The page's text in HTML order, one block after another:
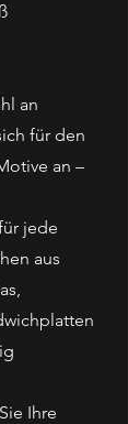
an
für den
an –
jede
aus
Ihre